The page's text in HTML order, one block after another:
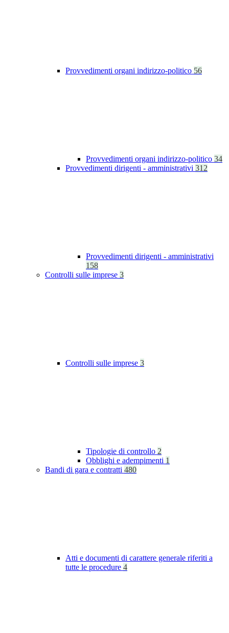
Provvedimenti organi indirizzo-politico 56
Provvedimenti organi indirizzo-politico 34
Provvedimenti dirigenti - amministrativi 312
Provvedimenti dirigenti - amministrativi
158
Controlli sulle imprese 3
Controlli sulle imprese 3
Tipologie di controllo 2
Obblighi e adempimenti 1
Bandi di gara e contratti 480
Atti e documenti di carattere generale riferiti a
tutte le procedure 4